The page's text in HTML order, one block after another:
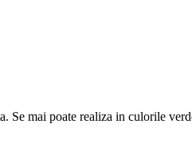
Se mai poate realiza in culorile